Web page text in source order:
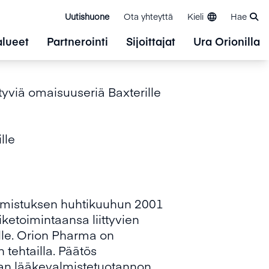
Uutishuone Ota yhteyttä Kieli Hae
Partnerointi Sijoittajat Ura Orionilla
omaisuuseriä Baxterille
huhtikuuhun 2001
liittyvien
Orion Pharma on
tehtailla. Päätös
lääkevalmistetuotannon